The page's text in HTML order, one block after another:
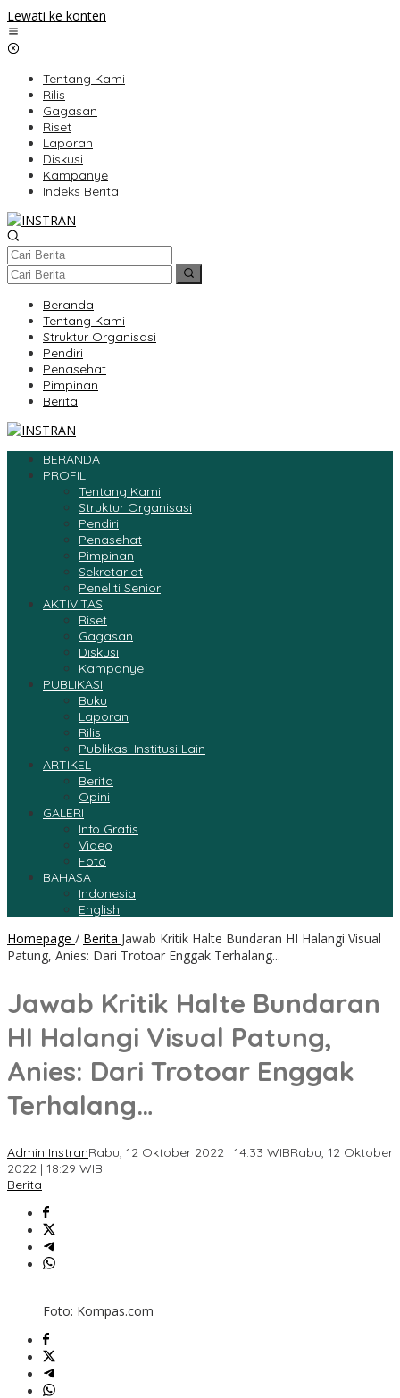
Lewati ke konten
Tentang Kami
Rilis
Gagasan
Riset
Laporan
Diskusi
Kampanye
Indeks Berita
Beranda
Tentang Kami
Struktur Organisasi
Pendiri
Penasehat
Pimpinan
Berita
BERANDA
PROFIL
Tentang Kami
Struktur Organisasi
Pendiri
Penasehat
Pimpinan
Sekretariat
Peneliti Senior
AKTIVITAS
Riset
Gagasan
Diskusi
Kampanye
PUBLIKASI
Buku
Laporan
Rilis
Publikasi Institusi Lain
ARTIKEL
Berita
Opini
GALERI
Info Grafis
Video
Foto
BAHASA
Indonesia
English
Homepage / Berita Jawab Kritik Halte Bundaran HI Halangi Visual
Patung, Anies: Dari Trotoar Enggak Terhalang...
Jawab Kritik Halte Bundaran
HI Halangi Visual Patung,
Anies: Dari Trotoar Enggak
Terhalang…
Admin InstranRabu, 12 Oktober 2022 | 14:33 WIBRabu, 12 Oktober
2022 | 18:29 WIB
Berita
Foto: Kompas.com